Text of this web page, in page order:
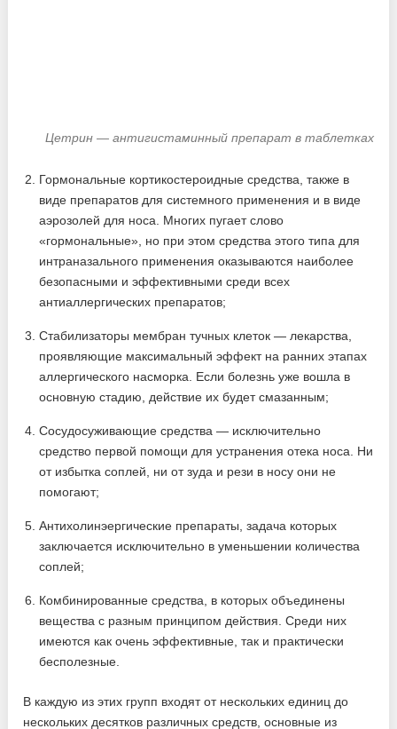
Цетрин — антигистаминный препарат в таблетках
Гормональные кортикостероидные средства, также в
виде препаратов для системного применения и в виде
аэрозолей для носа. Многих пугает слово
«гормональные», но при этом средства этого типа для
интраназального применения оказываются наиболее
безопасными и эффективными среди всех
антиаллергических препаратов;
Стабилизаторы мембран тучных клеток — лекарства,
проявляющие максимальный эффект на ранних этапах
аллергического насморка. Если болезнь уже вошла в
основную стадию, действие их будет смазанным;
Сосудосуживающие средства — исключительно
средство первой помощи для устранения отека носа. Ни
от избытка соплей, ни от зуда и рези в носу они не
помогают;
Антихолинэергические препараты, задача которых
заключается исключительно в уменьшении количества
соплей;
Комбинированные средства, в которых объединены
вещества с разным принципом действия. Среди них
имеются как очень эффективные, так и практически
бесполезные.
В каждую из этих групп входят от нескольких единиц до
нескольких десятков различных средств, основные из